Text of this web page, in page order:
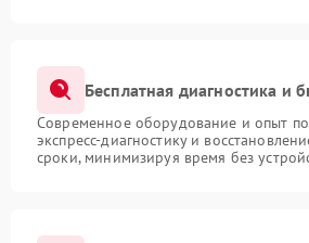
Бесплатная диагностика и
Современное оборудование и опыт
экспресс-диагностику и
сроки, минимизируя время без